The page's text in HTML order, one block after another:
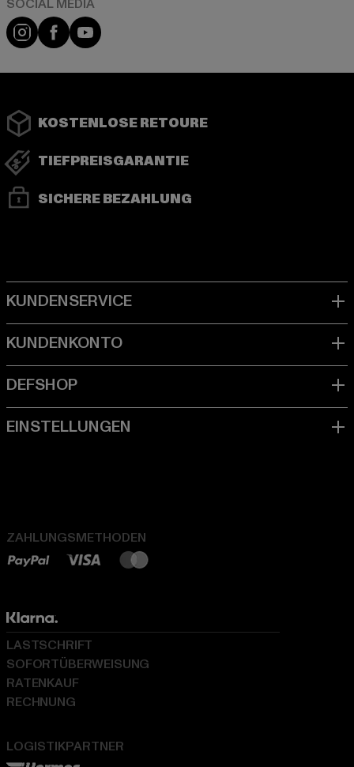
Instagram
FacebookYouTube
KOSTENLOSE RETOURE
TIEFPREISGARANTIE
SICHERE BEZAHLUNG
ZAHLUNGSMETHODEN
LOGISTIKPARTNER
LASTSCHRIFT
SOFORTÜBERWEISUNG
RATENKAUF
RECHNUNG